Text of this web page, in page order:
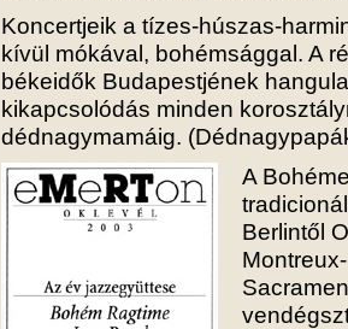
Koncertjeik a tízes-húszas-
kívül mókával, bohémsággal. A
békeidők Budapestjének
kikapcsolódás minden
dédnagymamáig.
A
Berlintől